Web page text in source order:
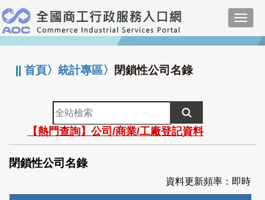
跳
到
主
要
:::
||首頁〉統計專區〉 閉鎖性公司名錄
全
站
檢
索
【熱門查詢】公司/商業/工廠登記資料
閉鎖性公司名錄
資料更新頻率：即時